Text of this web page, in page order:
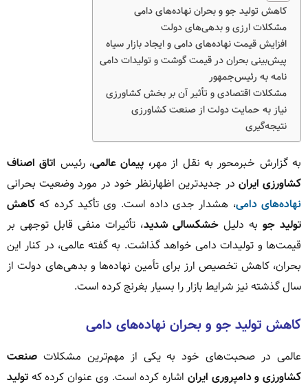
کاهش تولید جو و بحران نهاده‌های دامی
مشکلات ارزی و بدهی‌های دولت
افزایش قیمت نهاده‌های دامی و ایجاد بازار سیاه
پیش‌بینی بحران در قیمت گوشت و تولیدات دامی
نامه به رئیس‌جمهور
مشکلات اقتصادی و تأثیر آن بر بخش کشاورزی
نیاز به حمایت دولت از صنعت کشاورزی
نتیجه‌گیری
به گزارش خبرمحور به نقل از مهر، پیمان عالمی، رئیس اتاق اصناف
کشاورزی ایران در جدیدترین اظهارنظر خود در مورد وضعیت بحرانی
نهاده‌های دامی، هشدار جدی داده است. وی تأکید کرده که کاهش
تولید جو به دلیلخشکسالی شدید، تأثیرات منفی قابل توجهی بر
قیمت‌ها و تولیدات دامی خواهد گذاشت. به گفته عالمی، در کنار این
بحران، کاهش تخصیص ارز برای تأمین نهاده‌ها و بدهی‌های دولت از
سال گذشته نیز شرایط بازار را بسیار بغرنج کرده است.
کاهش تولید جو و بحران نهاده‌های دامی
عالمی در صحبت‌های خود به یکی از مهم‌ترین مشکلات صنعت
کشاورزی و دامپروری ایران اشاره کرده است. وی عنوان کرده که تولید